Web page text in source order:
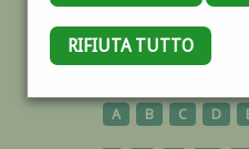
RIFIUTA TUTTO
USA
A B C D